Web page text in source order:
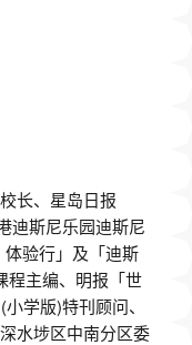
长、星岛日报
迪斯尼乐园迪斯尼
验行」及「迪斯
程主编、明报「世
学版)特刊顾问、
水埗区中南分区委